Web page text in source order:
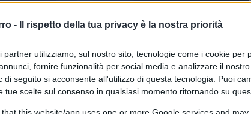
- Il rispetto della tua privacy è la nostra priorità
partner utilizziamo, sul nostro sito, tecnologie come i cookie per
fornire funzionalità per social media e analizzare il nostro
di seguito si acconsente all'utilizzo di questa tecnologia. Puoi
tue scelte sul consenso in qualsiasi momento ritornando su
that this website/app uses one or more Google services and